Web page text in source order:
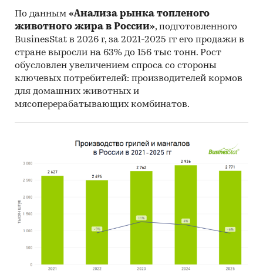
По данным «Анализа рынка топленого
животного жира в России», подготовленного
BusinesStat в 2026 г, за 2021-2025 гг его продажи в
стране выросли на 63% до 156 тыс тонн. Рост
обусловлен увеличением спроса со стороны
ключевых потребителей: производителей кормов
для домашних животных и
мясоперерабатывающих комбинатов.